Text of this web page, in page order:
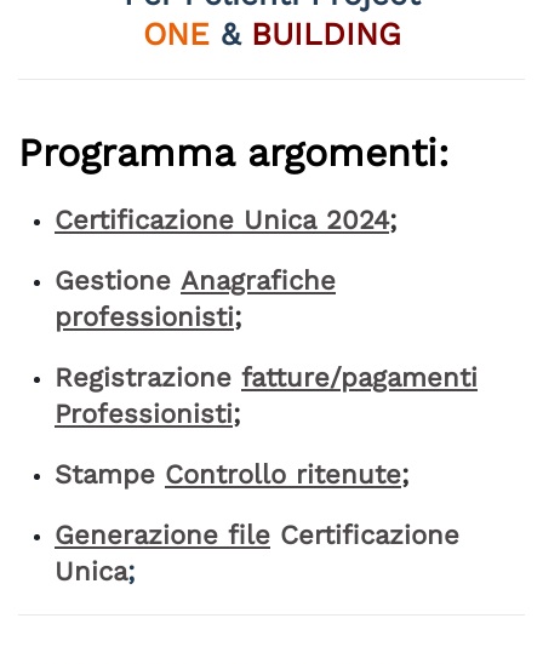
ONE & BUILDING
Programma argomenti:
Certificazione Unica2024;
Gestione Anagrafiche
professionisti;
Registrazione fatture/pagamenti
Professionisti;
Stampe Controllo ritenute;
Generazione file Certificazione
Unica;